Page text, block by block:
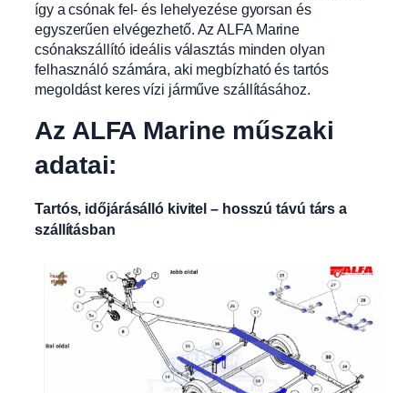
így a csónak fel- és lehelyezése gyorsan és
egyszerűen elvégezhető. Az ALFA Marine
csónakszállító ideális választás minden olyan
felhasználó számára, aki megbízható és tartós
megoldást keres vízi járműve szállításához.
Az ALFA Marine műszaki
adatai:
Tartós, időjárásálló kivitel – hosszú távú társ a
szállításban